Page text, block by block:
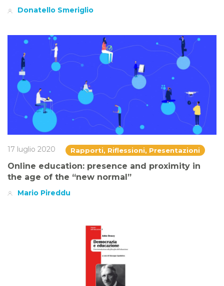
Donatello Smeriglio
17 luglio 2020 Rapporti, Riflessioni, Presentazioni
Online education: presence and proximity in
the age of the “new normal”
Mario Pireddu